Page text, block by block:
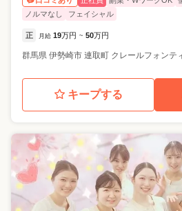
ノルマなし
フェイシャル
正 月給 19万円 ~ 50万円
群馬県 伊勢崎市 連取町 クレールフォンテ
キープする